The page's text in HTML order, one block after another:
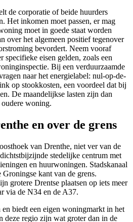
de corporatie of beide huurders
Het inkomen moet passen, er mag
moet in goede staat worden
over het algemeen positief tegenover
bevordert. Neem vooraf
specifieke eisen gelden, zoals een
Bij een verduurzaamde
naar het energielabel: nul-op-de-
op stookkosten, een voordeel dat bij
De maandelijkse lasten zijn dan
woning.
en over de grens
van Drenthe, niet ver van de
stedelijke centrum met
en huurwoningen. Stadskanaal
kant van de grens.
grotere Drentse plaatsen op iets meer
via de N34 en de A37.
en biedt een eigen woningmarkt in het
deze regio zijn wat groter dan in de